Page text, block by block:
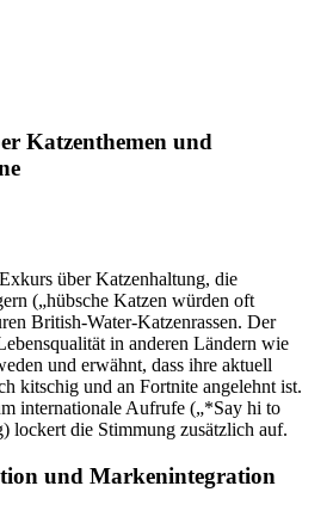
Katzenthemen und
über Katzenhaltung, die
(„hübsche Katzen würden oft
British-Water-Katzenrassen. Der
in anderen Ländern wie
und erwähnt, dass ihre aktuell
kitschig und an Fortnite angelehnt ist.
internationale Aufrufe („*Say hi to
lockert die Stimmung zusätzlich auf.
und Markenintegration